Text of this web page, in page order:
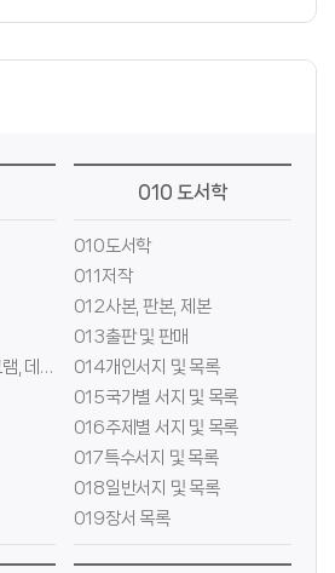
005프로그래밍, 프로그램, 데이터
010 도서학
010도서학
011저작
012사본, 판본, 제본
013출판 및 판매
014개인서지 및 목록
015국가별 서지 및 목록
016주제별 서지 및 목록
017특수서지 및 목록
018일반서지 및 목록
019장서 목록